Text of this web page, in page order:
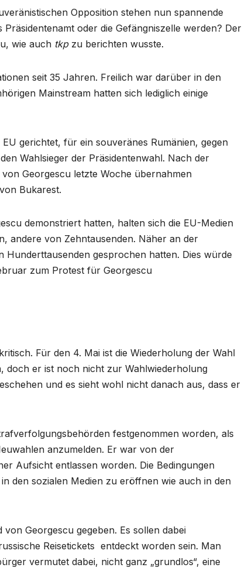
Opposition stehen nun spannende
oder die Gefängniszelle werden? Der
wie auch tkpzu berichten wusste.
seit 35 Jahren. Freilich war darüber in den
Mainstream hatten sich lediglich einige
EU gerichtet, für ein souveränes Rumänien, gegen
Wahlsieger der Präsidentenwahl. Nach der
Georgescu letzte Woche übernahmen
Bukarest.
demonstriert hatten, halten sich die EU-Medien
andere von Zehntausenden. Näher an der
gesprochen hatten. Dies würde
zum Protest für Georgescu
Für den 4. Mai ist die Wiederholung der Wahl
doch er ist noch nicht zur Wahlwiederholung
und es sieht wohl nicht danach aus, dass er
festgenommen worden, als
anzumelden. Er war von der
Aufsicht entlassen worden. Die Bedingungen
den sozialen Medien zu eröffnen wie auch in den
Georgescu gegeben. Es sollen dabei
Reisetickets entdeckt worden sein. Man
vermutet dabei, nicht ganz „grundlos“, eine